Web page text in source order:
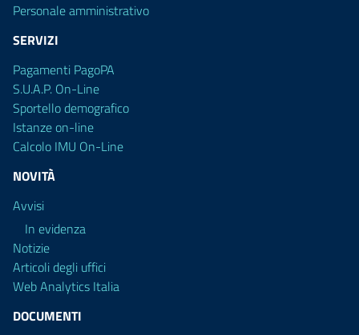
Personale amministrativo
SERVIZI
Pagamenti PagoPA
S.U.A.P. On-Line
Sportello demografico
Istanze on-line
Calcolo IMU On-Line
NOVITÀ
Avvisi
In evidenza
Notizie
Articoli degli uffici
Web Analytics Italia
DOCUMENTI